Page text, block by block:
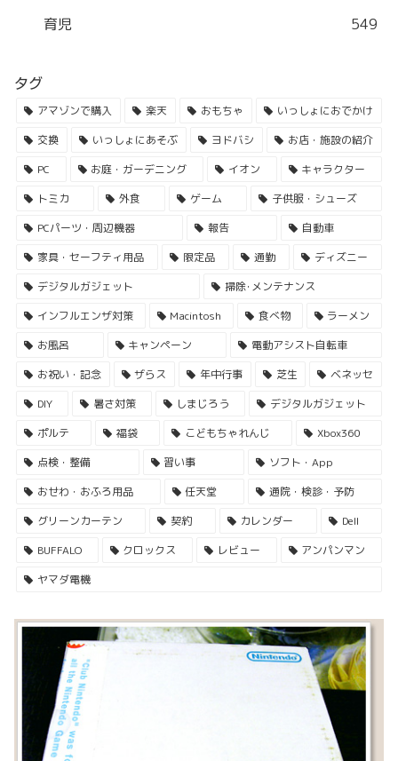
育児 549
タグ
アマゾンで購入 楽天 おもちゃ
いっしょにおでかけ
交換
いっしょにあそぶ ヨドバシ
お店・施設の紹介
PC
お庭・ガーデニング イオン
キャラクター
トミカ
外食 ゲーム
子供服・シューズ
PCパーツ・周辺機器
報告
自動車
家具・セーフティ用品
限定品 通勤
ディズニー
デジタルガジェット
掃除･メンテナンス
インフルエンザ対策
Macintosh 食べ物
ラーメン
お風呂
キャンペーン
電動アシスト自転車
お祝い・記念
ザらス 年中行事 芝生
ベネッセ
DIY
暑さ対策 しまじろう
デジタルガジェット
ポルテ
福袋 こどもちゃれんじ
Xbox360
点検・整備
習い事
ソフト・App
おせわ・おふろ用品
任天堂
通院・検診・予防
グリーンカーテン
契約 カレンダー
Dell
BUFFALO
クロックス レビュー
アンパンマン
ヤマダ電機